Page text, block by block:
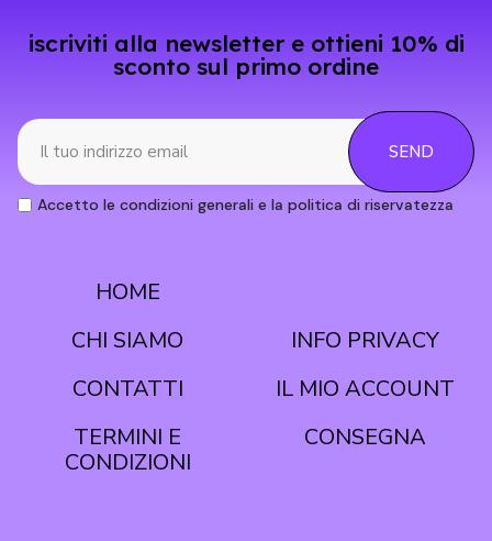
iscriviti alla newsletter e ottieni 10% di
sconto sul primo ordine
SEND
Accetto le condizioni generali e la politica di riservatezza
HOME
CHI SIAMO
CONTATTI
TERMINI E
INFO PRIVACY
IL MIO ACCOUNT
CONSEGNA